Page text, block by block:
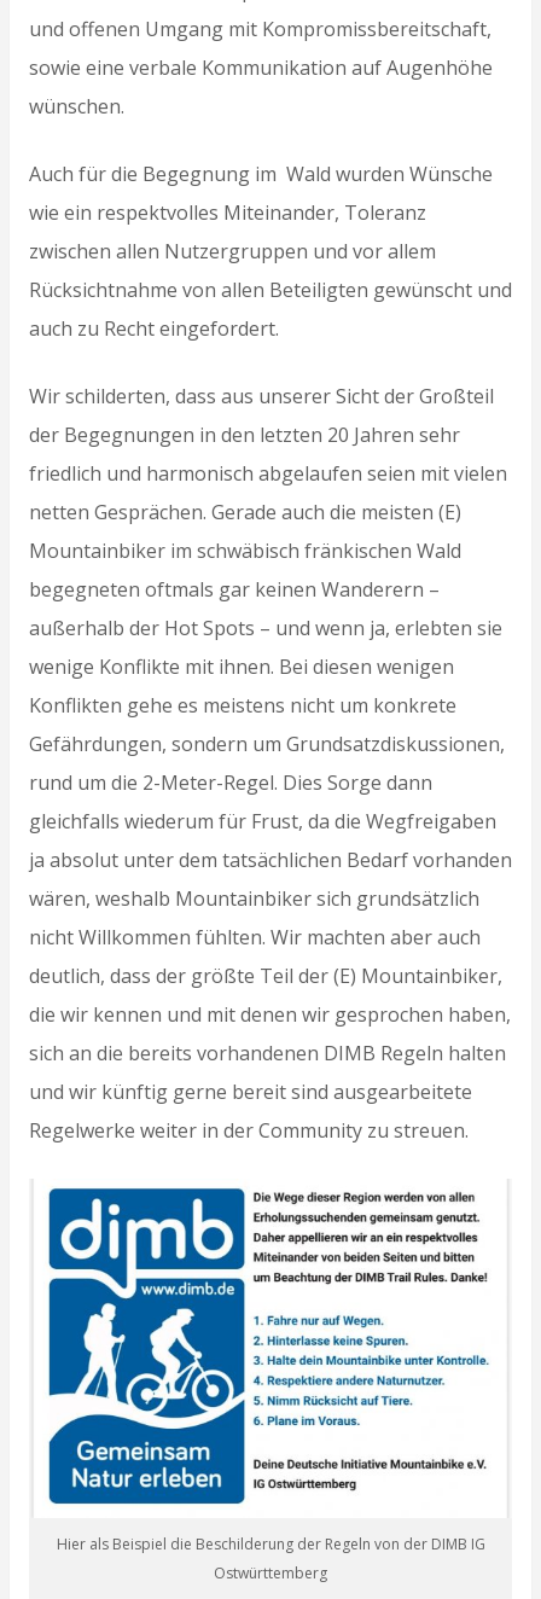
und offenen Umgang mit Kompromissbereitschaft,
sowie eine verbale Kommunikation auf Augenhöhe
wünschen.
Auch für die Begegnung im Wald wurden Wünsche
wie ein respektvolles Miteinander, Toleranz
zwischen allen Nutzergruppen und vor allem
Rücksichtnahme von allen Beteiligten gewünscht und
auch zu Recht eingefordert.
Wir schilderten, dass aus unserer Sicht der Großteil
der Begegnungen in den letzten 20 Jahren sehr
friedlich und harmonisch abgelaufen seien mit vielen
netten Gesprächen. Gerade auch die meisten (E)
Mountainbiker im schwäbisch fränkischen Wald
begegneten oftmals gar keinen Wanderern –
außerhalb der Hot Spots – und wenn ja, erlebten sie
wenige Konflikte mit ihnen. Bei diesen wenigen
Konflikten gehe es meistens nicht um konkrete
Gefährdungen, sondern um Grundsatzdiskussionen,
rund um die 2-Meter-Regel. Dies Sorge dann
gleichfalls wiederum für Frust, da die Wegfreigaben
ja absolut unter dem tatsächlichen Bedarf vorhanden
wären, weshalb Mountainbiker sich grundsätzlich
nicht Willkommen fühlten. Wir machten aber auch
deutlich, dass der größte Teil der (E) Mountainbiker,
die wir kennen und mit denen wir gesprochen haben,
sich an die bereits vorhandenen DIMB Regeln halten
und wir künftig gerne bereit sind ausgearbeitete
Regelwerke weiter in der Community zu streuen.
Hier als Beispiel die Beschilderung der Regeln von der DIMB IG
Ostwürttemberg